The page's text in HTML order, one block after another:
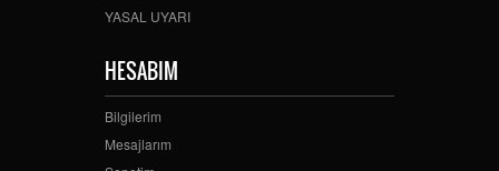
YASAL UYARI
HESABIM
Bilgilerim
Mesajlarım